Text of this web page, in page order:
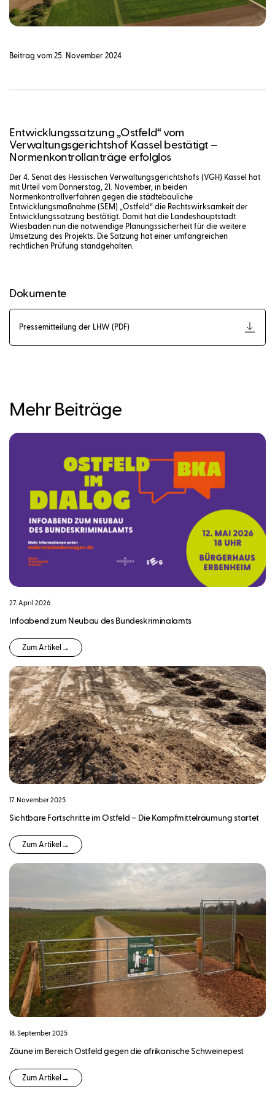
Beitrag vom 25. November 2024
Entwicklungssatzung „Ostfeld“ vom
Verwaltungsgerichtshof Kassel bestätigt –
Normenkontrollanträge erfolglos
Der 4. Senat des Hessischen Verwaltungsgerichtshofs (VGH) Kassel hat
mit Urteil vom Donnerstag, 21. November, in beiden
Normenkontrollverfahren gegen die städtebauliche
Entwicklungsmaßnahme (SEM) „Ostfeld“ die Rechtswirksamkeit der
Entwicklungssatzung bestätigt. Damit hat die Landeshauptstadt
Wiesbaden nun die notwendige Planungssicherheit für die weitere
Umsetzung des Projekts. Die Satzung hat einer umfangreichen
rechtlichen Prüfung standgehalten.
Dokumente
Pressemitteilung der LHW (PDF)
Mehr Beiträge
27. April 2026
Infoabend zum Neubau des Bundeskriminalamts
Zum Artikel →
17. November 2025
Sichtbare Fortschritte im Ostfeld – Die Kampfmittelräumung startet
Zum Artikel →
18. September 2025
Zäune im Bereich Ostfeld gegen die afrikanische Schweinepest
Zum Artikel →